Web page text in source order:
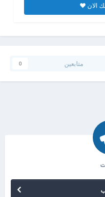
الان ♥
متابعين 0